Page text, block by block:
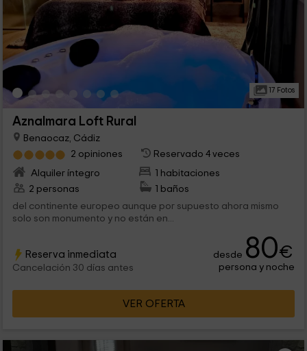
17 Fotos
Aznalmara Loft Rural
Benaocaz, Cádiz
2 opiniones
Reservado 4 veces
Alquiler íntegro
1 habitaciones
2 personas
1 baños
del continente europeo aunque por supuesto ahora mismo
solo son monumento y no están en...
Reserva inmediata
Cancelación 30 días antes
desde 80€
persona y noche
VER OFERTA